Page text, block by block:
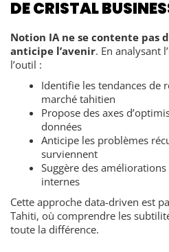
DE CRISTAL
Notion IA ne se contente pas
anticipe l’avenir. En analysant
l’outil :
Identifie les tendances de
marché tahitien
Propose des axes
données
Anticipe les problèmes
surviennent
Suggère des
internes
Cette approche data-driven est
Tahiti, où comprendre les
toute la différence.